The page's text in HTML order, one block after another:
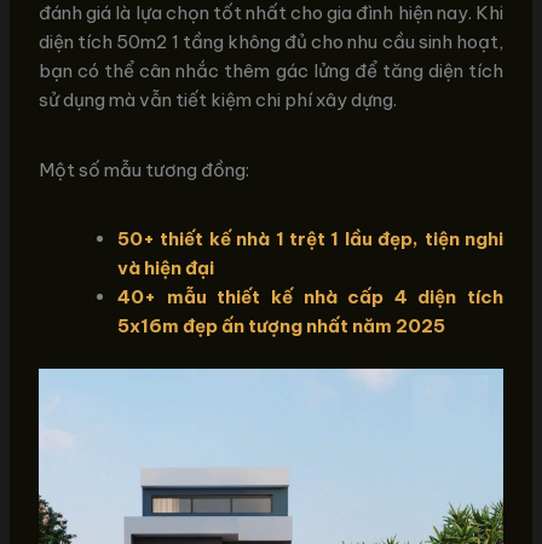
đánh giá là lựa chọn tốt nhất cho gia đình hiện nay. Khi
diện tích 50m2 1 tầng không đủ cho nhu cầu sinh hoạt,
bạn có thể cân nhắc thêm gác lửng để tăng diện tích
sử dụng mà vẫn tiết kiệm chi phí xây dựng.
Một số mẫu tương đồng:
50+ thiết kế nhà 1 trệt 1 lầu đẹp, tiện nghi
và hiện đại
40+ mẫu thiết kế nhà cấp 4 diện tích
5x16m đẹp ấn tượng nhất năm 2025